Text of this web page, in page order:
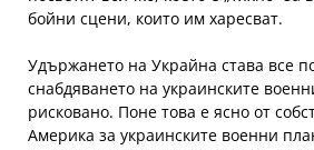
бойни сцени, които им харесват.
Удържането на Украйна става все
снабдяването на украинските
рисковано. Поне това е ясно от
Америка за украинските военни